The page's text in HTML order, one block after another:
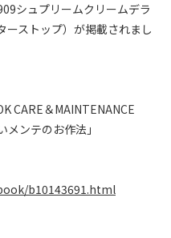
シュプリームクリームデラ
ーストップ）が掲載されまし
CARE＆MAINTENANCE
ンテのお作法」
b10143691.html